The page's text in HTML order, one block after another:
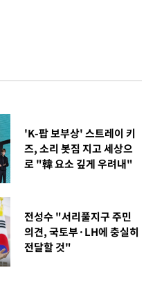
'K-팝 보부상' 스트레이 키
즈, 소리 봇짐 지고 세상으
로 "韓 요소 깊게 우려내"
전성수 "서리풀지구 주민
의견, 국토부·LH에 충실히
전달할 것"